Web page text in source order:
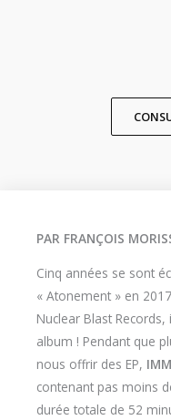
PAR FRANÇOIS
Cinq années se sont
« Atonement » en
Nuclear Blast
album ! Pendant que
nous offrir des EP,
contenant pas moins
durée totale de 52